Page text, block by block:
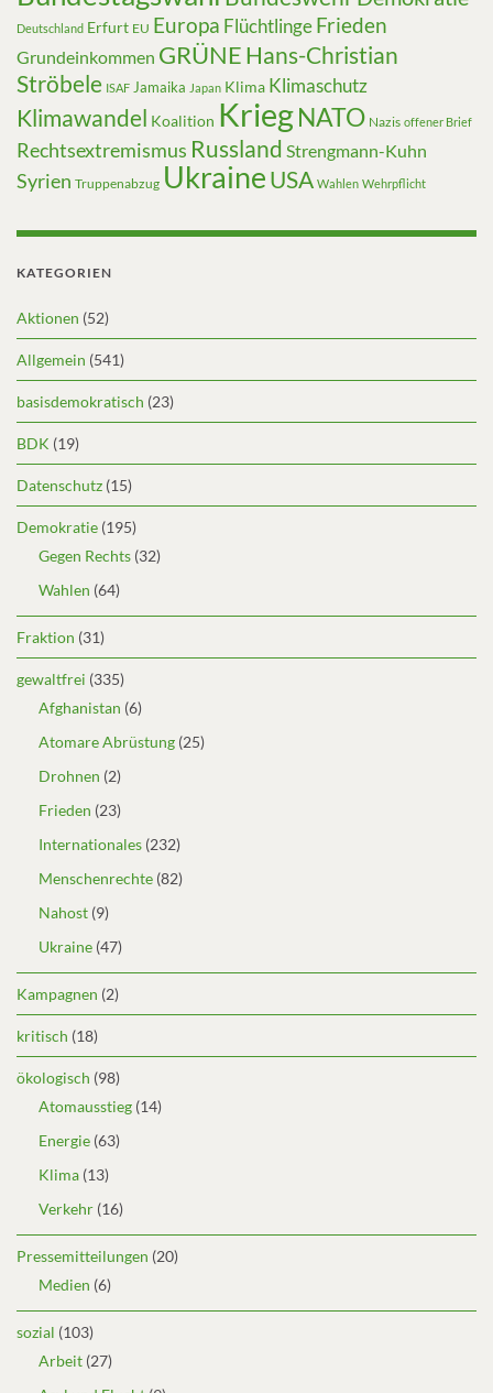
Deutschland Erfurt EU Europa FlüchtlingeFrieden
Grundeinkommen GRÜNE Hans-Christian
Ströbele ISAF Jamaika Japan Klima Klimaschutz
Klimawandel Koalition KriegNATO Nazis offener Brief
Rechtsextremismus Russland Strengmann-Kuhn
Syrien Truppenabzug UkraineUSA Wahlen Wehrpflicht
KATEGORIEN
Aktionen (52)
Allgemein (541)
basisdemokratisch (23)
BDK (19)
Datenschutz (15)
Demokratie (195)
Gegen Rechts (32)
Wahlen (64)
Fraktion (31)
gewaltfrei (335)
Afghanistan (6)
Atomare Abrüstung (25)
Drohnen (2)
Frieden (23)
Internationales (232)
Menschenrechte (82)
Nahost (9)
Ukraine (47)
Kampagnen (2)
kritisch (18)
ökologisch (98)
Atomausstieg (14)
Energie (63)
Klima (13)
Verkehr (16)
Pressemitteilungen (20)
Medien (6)
sozial (103)
Arbeit (27)